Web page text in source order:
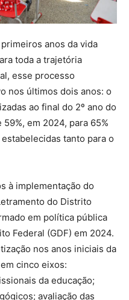
anos da vida
toda a trajetória
esse processo
nos últimos dois anos: o
ao final do 2º ano do
em 2024, para 65%
tanto para o
à implementação do
do Distrito
em política pública
Federal (GDF) em 2024.
nos anos iniciais da
cinco eixos:
da educação;
avaliação das